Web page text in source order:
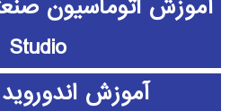
Studio
آموزش اندوروید android